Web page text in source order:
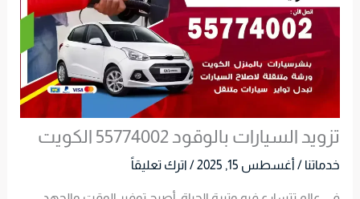
تزويد السيارات بالوقود 55774002 الكويت
خدماتنا / أغسطس 15, 2025 / اترك تعليقاً